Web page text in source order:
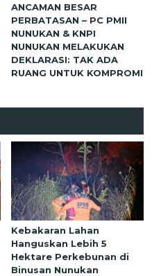
ANCAMAN BESAR
PERBATASAN – PC PMII
NUNUKAN & KNPI
NUNUKAN MELAKUKAN
DEKLARASI: TAK ADA
RUANG UNTUK KOMPROMI
Kebakaran Lahan
Hanguskan Lebih 5
Hektare Perkebunan di
Binusan Nunukan